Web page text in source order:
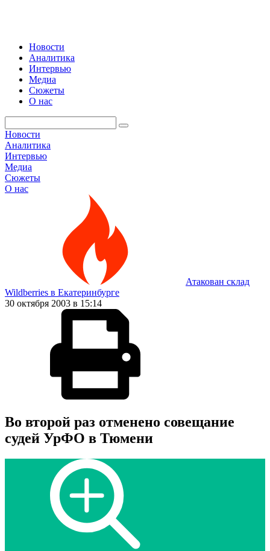
Новости
Аналитика
Интервью
Медиа
Сюжеты
О нас
Новости
Аналитика
Интервью
Медиа
Сюжеты
О нас
Атакован склад
Wildberries в Екатеринбурге
30 октября 2003 в 15:14
Во второй раз отменено совещание
судей УрФО в Тюмени